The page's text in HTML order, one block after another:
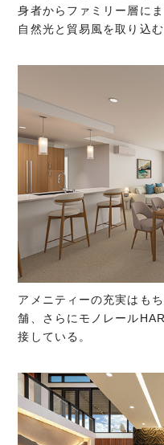
身者からファミリー層に
自然光と貿易風を取り込
アメニティーの充実はも
舗、さらにモノレール
接している。